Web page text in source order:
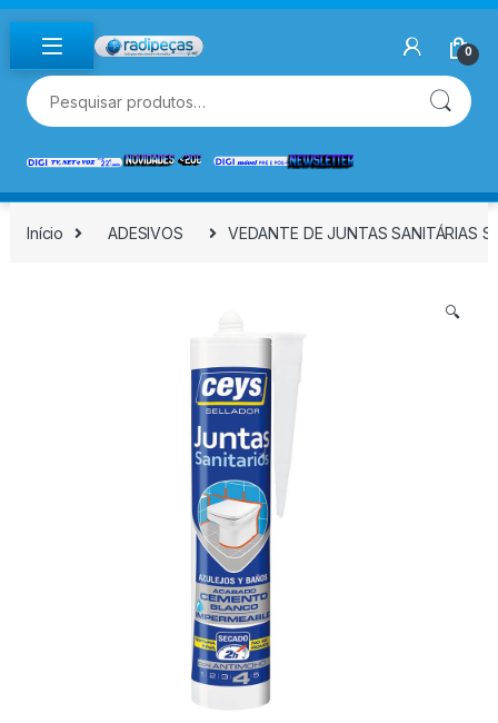
Skip to navigation
Skip to content
0
Pesquisar por:
Início ADESIVOS VEDANTE DE JUNTAS SANITÁRIAS
🔍